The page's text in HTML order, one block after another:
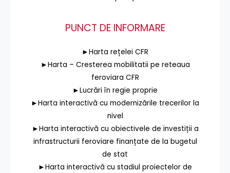
PUNCT DE INFORMARE
►Harta rețelei CFR
►Harta – Cresterea mobilitatii pe reteaua
feroviara CFR
►Lucrări în regie proprie
►Harta interactivă cu modernizările trecerilor la
nivel
►Harta interactivă cu obiectivele de investiții a
infrastructurii feroviare finanțate de la bugetul
de stat
►Harta interactivă cu stadiul proiectelor de